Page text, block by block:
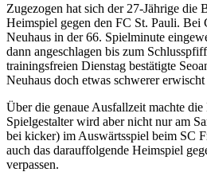
Zugezogen hat sich der 27-Jährige die
Heimspiel gegen den FC St. Pauli. Bei
Neuhaus in der 66. Spielminute
dann angeschlagen bis zum
trainingsfreien Dienstag bestätigte
Neuhaus doch etwas schwerer erwischt
Über die genaue Ausfallzeit machte
Spielgestalter wird aber nicht nur am
bei kicker) im Auswärtsspiel beim SC
auch das darauffolgende Heimspiel
verpassen.